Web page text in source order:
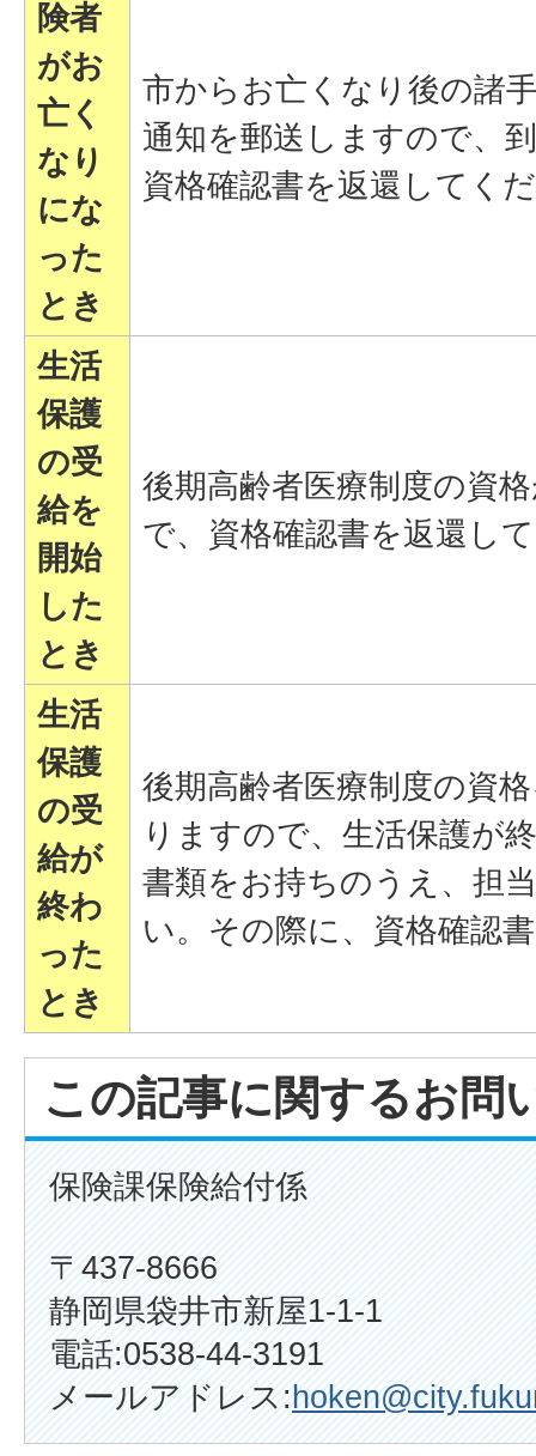
険者
がお
亡く
なり
にな
った
とき
市からお亡くなり後の諸
通知を郵送しますので、
資格確認書を返還してく
生活
保護
の受
給を
開始
した
とき
後期高齢者医療制度の資
で、資格確認書を返還し
生活
保護
の受
給が
終わ
った
とき
後期高齢者医療制度の資
りますので、生活保護が
書類をお持ちのうえ、担
い。その際に、資格確認
この記事に関するお問
保険課保険給付係
〒437-8666
静岡県袋井市新屋1-1-1
電話:0538-44-3191
メールアドレス: